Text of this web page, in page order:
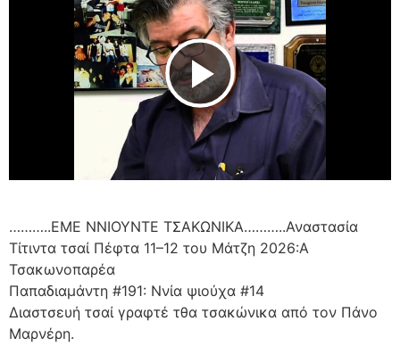
Play Video
………..ΕΜΕ ΝΝΙΟΥΝΤΕ ΤΣΑΚΩΝΙΚΑ………..Αναστασία
Τίτιντα τσαί Πέφτα 11–12 του Μάτζη 2026:Α
Τσακωνοπαρέα
Παπαδιαμάντη #191: Ννία ψιούχα #14
Διαστσευή τσαί γραφτέ τθα τσακώνικα από τον Πάνο
Μαρνέρη.